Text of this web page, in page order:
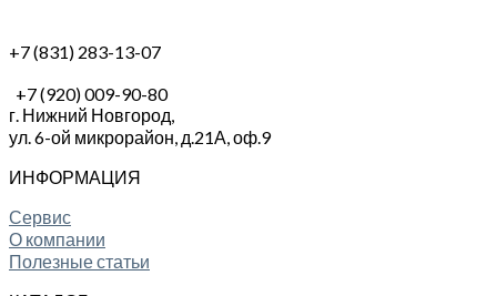
+7 (831) 283-13-07
+7 (920) 009-90-80
г. Нижний Новгород,
ул. 6-ой микрорайон, д.21А, оф.9
ИНФОРМАЦИЯ
Сервис
О компании
Полезные статьи